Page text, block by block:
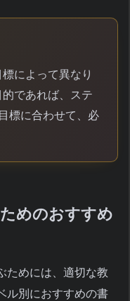
によって異なり
であれば、ステ
標に合わせて、必
めのおすすめ
ためには、適切な教
ル別におすすめの書